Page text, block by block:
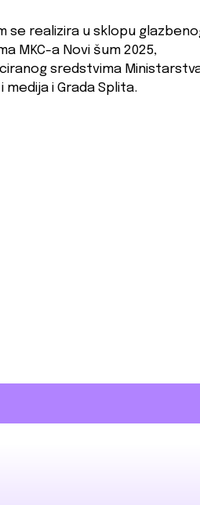
se realizira u sklopu
MKC-a Novi šum 2025,
sredstvima
medija i Grada Splita.